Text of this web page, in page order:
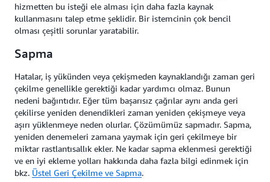
hizmetten bu isteği ele alması için daha fazla kaynak
kullanmasını talep etme şeklidir. Bir istemcinin çok bencil
olması çeşitli sorunlar yaratabilir.
Sapma
Hatalar, iş yükünden veya çekişmeden kaynaklandığı zaman geri
çekilme genellikle gerektiği kadar yardımcı olmaz. Bunun
nedeni bağıntıdır. Eğer tüm başarısız çağrılar aynı anda geri
çekilirse yeniden denendikleri zaman yeniden çekişmeye veya
aşırı yüklenmeye neden olurlar. Çözümümüz sapmadır. Sapma,
yeniden denemeleri zamana yaymak için geri çekilmeye bir
miktar rastlantısallık ekler. Ne kadar sapma eklenmesi gerektiği
ve en iyi ekleme yolları hakkında daha fazla bilgi edinmek için
bkz. Üstel Geri Çekilme ve Sapma.